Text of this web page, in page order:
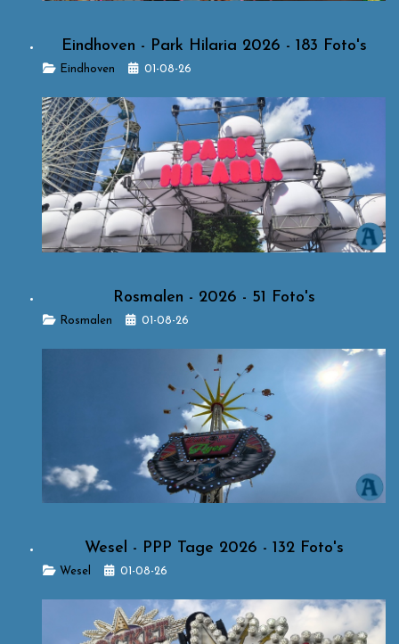
Eindhoven - Park Hilaria 2026 - 183 Foto's
DetailsEindhoven 01-08-26
Rosmalen - 2026 - 51 Foto's
DetailsRosmalen 01-08-26
Wesel - PPP Tage 2026 - 132 Foto's
Details
Wesel 01-08-26